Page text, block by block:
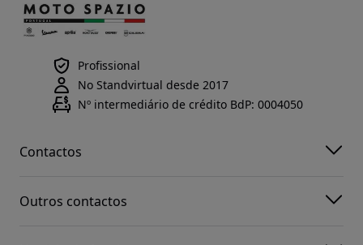
Profissional
No Standvirtual desde 2017
Nº intermediário de crédito BdP: 0004050
Contactos
Outros contactos